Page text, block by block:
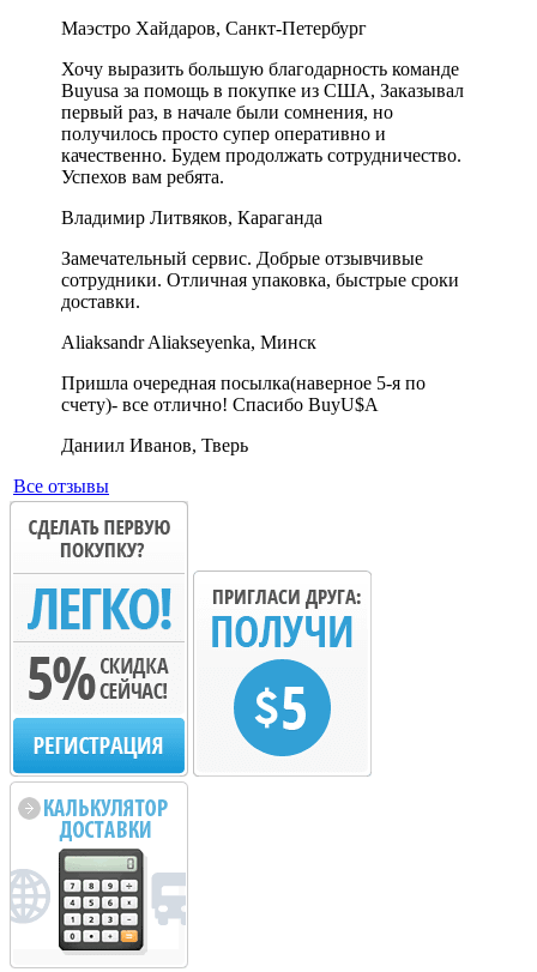
Маэстро Хайдаров, Санкт-Петербург
Хочу выразить большую благодарность команде
Buyusa за помощь в покупке из США, Заказывал
первый раз, в начале были сомнения, но
получилось просто супер оперативно и
качественно. Будем продолжать сотрудничество.
Успехов вам ребята.
Владимир Литвяков, Караганда
Замечательный сервис. Добрые отзывчивые
сотрудники. Отличная упаковка, быстрые сроки
доставки.
Aliaksandr Aliakseyenka, Минск
Пришла очередная посылка(наверное 5-я по
счету)- все отлично! Спасибо BuyU$A
Даниил Иванов, Тверь
Все отзывы